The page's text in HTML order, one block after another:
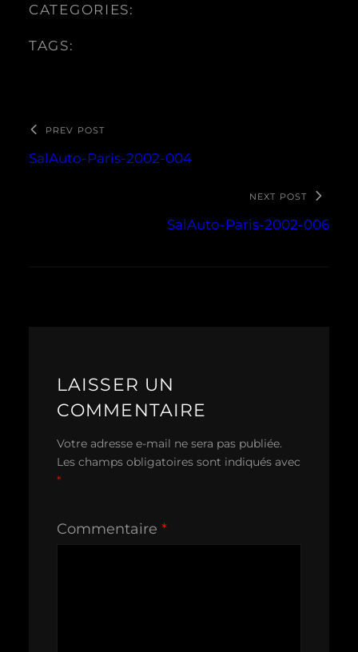
CATEGORIES:
TAGS:
PREV POST
SalAuto-Paris-2002-004
NEXT POST
SalAuto-Paris-2002-006
LAISSER UN
COMMENTAIRE
Votre adresse e-mail ne sera pas publiée.
Les champs obligatoires sont indiqués avec
*
Commentaire *